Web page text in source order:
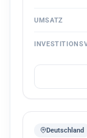
UMSATZ
Deutschland